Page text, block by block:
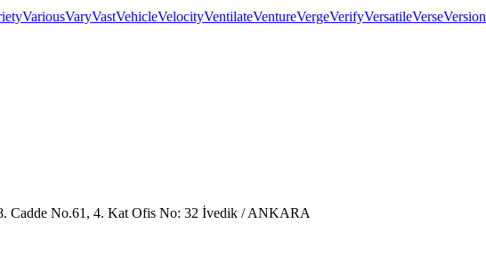
VariousVaryVastVehicleVelocityVentilateVentureVergeVerifyVersatileVerseVersion
Cadde No.61, 4. Kat Ofis No: 32 İvedik / ANKARA